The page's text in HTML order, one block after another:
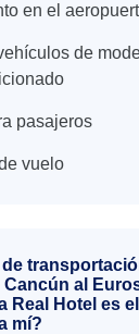
en el
de
pasajeros
vuelo
al
Real Hotel es
mí?